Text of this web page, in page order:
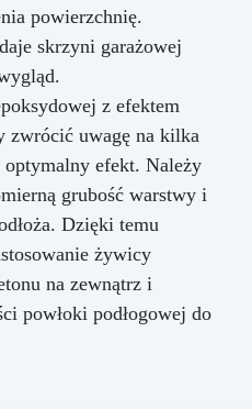
powierzchnię.
skrzyni garażowej
z efektem
zwrócić uwagę na kilka
optymalny efekt. Należy
grubość warstwy i
Dzięki temu
żywicy
na zewnątrz i
powłoki podłogowej do